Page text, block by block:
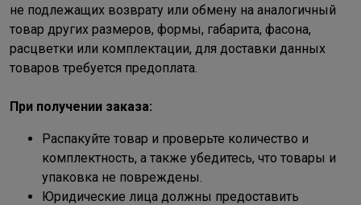
не подлежащих возврату или обмену на аналогичный
товар других размеров, формы, габарита, фасона,
расцветки или комплектации, для доставки данных
товаров требуется предоплата.
При получении заказа:
Распакуйте товар и проверьте количество и
комплектность, а также убедитесь, что товары и
упаковка не повреждены.
Юридические лица должны предоставить